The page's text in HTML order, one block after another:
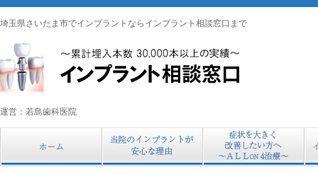
埼玉県さいたま市でインプラントならインプラント相談窓口まで
運営：若島歯科医院